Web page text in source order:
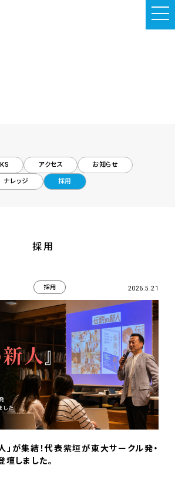
アクセス お知らせ
ナレッジ 採用
採用
採用 2026.5.21
」が集結！代表紫垣が東大サークル発・
しました。